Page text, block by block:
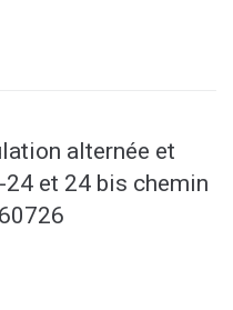
alternée et
et 24 bis chemin